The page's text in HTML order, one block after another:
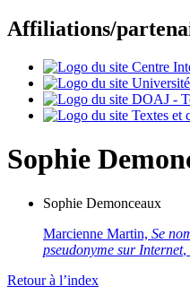
Affiliations/
Sophie
Sophie Demonceaux
Marcienne Martin, Se
pseudonyme sur Internet,
Retour à l’index